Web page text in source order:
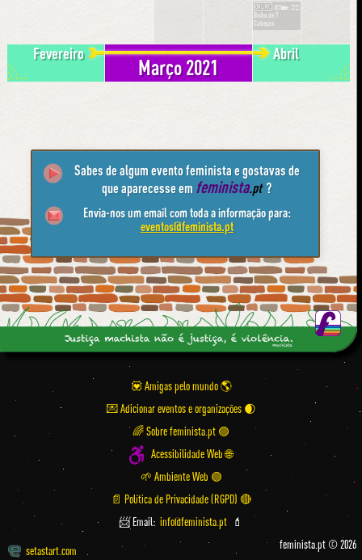
ONLINE SET🏡:
👩‍⚕️
Bicho de 7
Cabeças
Fevereiro
Março 2021
Abril
Sabes de algum evento feminista e gostavas de
que aparecesse em feminista.pt ?
Envia-nos um email com toda a informação para:
eventos@feminista.pt
💟 Amigas pelo mundo
💌 Adicionar eventos e organizações
🌈 Sobre feminista.pt 🟣
Acessibilidade Web 🌐
🌱 Ambiente Web 🟢
📄 Política de Privacidade (RGPD) 🔴
📨 Email: info@feminista.pt 💄
setastart.com feminista.pt © 2026